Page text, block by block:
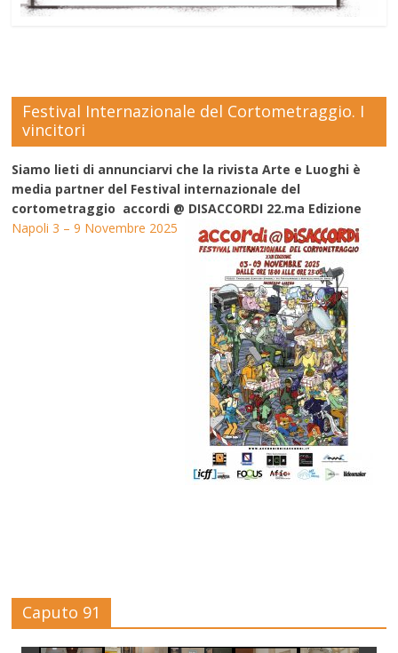
Festival Internazionale del Cortometraggio. I
vincitori
Siamo lieti di annunciarvi che la rivista Arte e Luoghi è
media partner del Festival internazionale del
cortometraggio accordi @ DISACCORDI 22.ma Edizione
Napoli 3 – 9 Novembre 2025
Caputo 91